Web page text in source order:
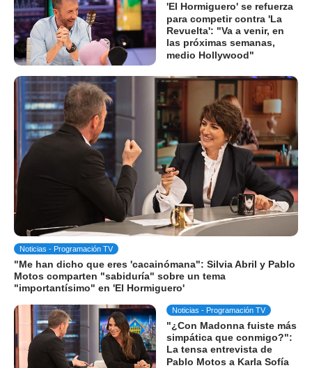
'El Hormiguero' se refuerza
para competir contra 'La
Revuelta': "Va a venir, en
las próximas semanas,
medio Hollywood"
Noticias - Programación TV
"Me han dicho que eres 'cacainómana": Silvia Abril y Pablo
Motos comparten "sabiduría" sobre un tema
"importantísimo" en 'El Hormiguero'
Noticias - Programación TV
"¿Con Madonna fuiste más
simpática que conmigo?":
La tensa entrevista de
Pablo Motos a Karla Sofía